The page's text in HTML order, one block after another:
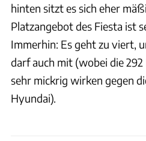
hinten sitzt es sich eher
Platzangebot des Fiesta ist
Immerhin: Es geht zu viert,
darf auch mit (wobei die
sehr mickrig wirken gegen
Hyundai).